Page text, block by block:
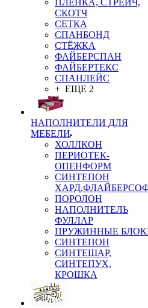
ПЛЁНКА, СТРЕЙЧ,
СКОТЧ
СЕТКА
СПАНБОНД
СТЁЖКА
ФАЙБЕРСПАН
ФАЙБЕРТЕКС
СПАНЛЕЙС
+ ЕЩЕ 2
НАПОЛНИТЕЛИ ДЛЯ
МЕБЕЛИ
ХОЛЛКОН
ПЕРИОТЕК-
ОПЕНФОРМ
СИНТЕПОН
ПОРОЛОН
НАПОЛНИТЕЛЬ
ФУЛЛАР
ПРУЖИННЫЕ
СИНТЕПОН
СИНТЕШАР,
СИНТЕПУХ,
КРОШКА